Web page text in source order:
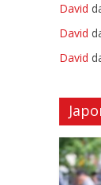
David
David
David